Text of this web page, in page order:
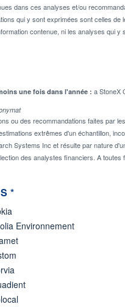
dans ces analyses et/ou
qui y sont exprimées sont celles
contenue, ni les analyses qui
une fois dans l'année : a StoneX
ou des recommandations faites par
extrêmes d'un échantillon,
Systems Inc et résulte par nature
des analystes financiers. A
*
Environnement